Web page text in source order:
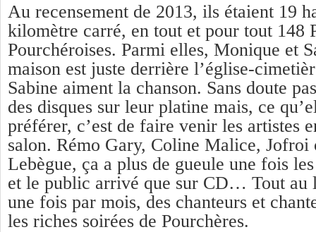
Au recensement de 2013, ils étaient 19
kilomètre carré, en tout et pour tout 148
Pourchéroises. Parmi elles, Monique et
maison est juste derrière l’église-
Sabine aiment la chanson. Sans doute
des disques sur leur platine mais, ce
préférer, c’est de faire venir les artistes
salon. Rémo Gary, Coline Malice, Jofroi
Lebègue, ça a plus de gueule une fois
et le public arrivé que sur CD… Tout au
une fois par mois, des chanteurs et
les riches soirées de Pourchères.